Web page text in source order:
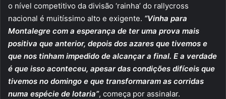
o nível competitivo da divisão ‘rainha’ do rallycross
nacional é muitíssimo alto e exigente. “Vinha para
Montalegre com a esperança de ter uma prova mais
positiva que anterior, depois dos azares que tivemos e
que nos tinham impedido de alcançar a final. E a verdade
é que isso aconteceu, apesar das condições difíceis que
tivemos no domingo e que transformaram as corridas
numa espécie de lotaria”, começa por assinalar.